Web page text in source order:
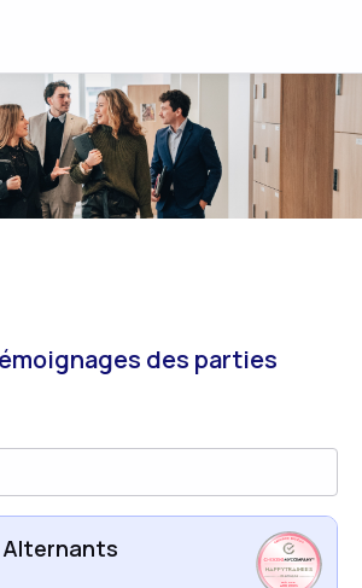
des parties
HAPPYTRAINEES
FRANCE
AUG 2025